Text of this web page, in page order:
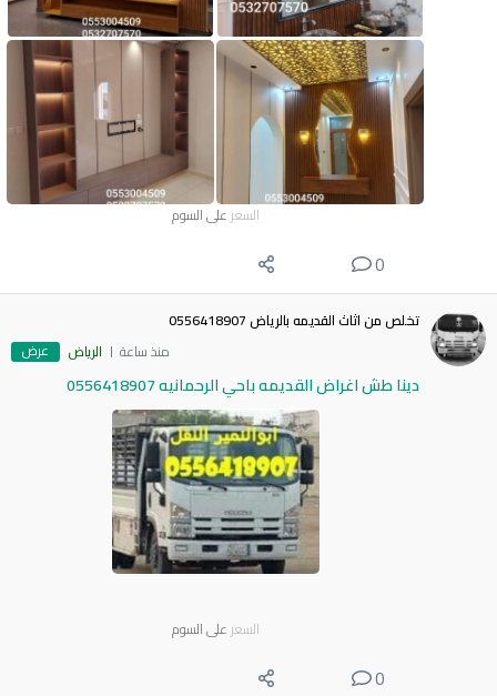
السعر على السوم
0
تخلص من اثاث القديمه بالرياض 0556418907
منذ ساعة
الرياض عرض
دينا طش اغراض القديمه باحي الرحمانيه 0556418907
السعر على السوم
0